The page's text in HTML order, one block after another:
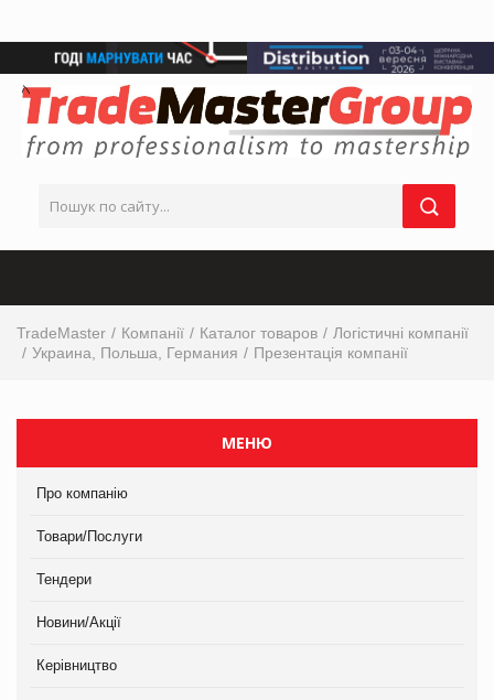
TradeMaster Компанії Каталог товаров
Логістичні компанії
Украина, Польша, Германия
Презентація компанії
МЕНЮ
Про компанію
Товари/Послуги
Тендери
Новини/Акції
Керівництво